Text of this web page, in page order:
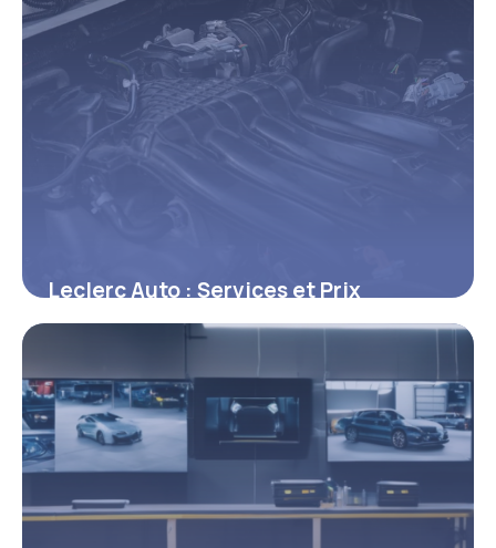
Leclerc Auto : Services et Prix
Entretien 2026